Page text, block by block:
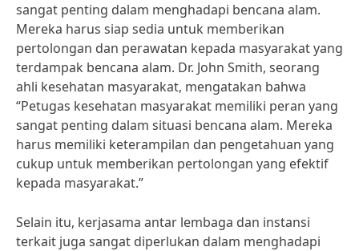
sangat penting dalam menghadapi bencana alam.
Mereka harus siap sedia untuk memberikan
pertolongan dan perawatan kepada masyarakat yang
terdampak bencana alam. Dr. John Smith, seorang
ahli kesehatan masyarakat, mengatakan bahwa
“Petugas kesehatan masyarakat memiliki peran yang
sangat penting dalam situasi bencana alam. Mereka
harus memiliki keterampilan dan pengetahuan yang
cukup untuk memberikan pertolongan yang efektif
kepada masyarakat.”
Selain itu, kerjasama antar lembaga dan instansi
terkait juga sangat diperlukan dalam menghadapi